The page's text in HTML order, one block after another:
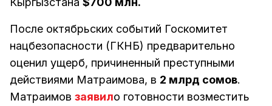
После октябрьских событий Госкомитет
нацбезопасности (ГКНБ) предварительно
оценил ущерб, причиненный преступными
действиями Матраимова, в 2 млрд сомов.
Матраимов заявило готовности возместить